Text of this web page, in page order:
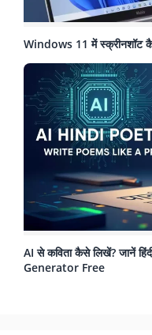
Windows 11 में स्क्रीनशॉट
AI से कविता कैसे लिखें? जानें
Generator Free